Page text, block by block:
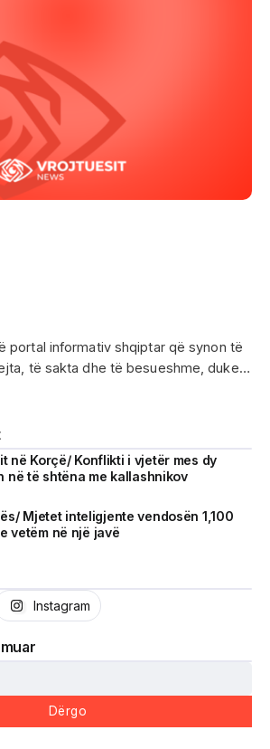
portal informativ shqiptar që synon të
të sakta dhe të besueshme, duke
çensurë. Fokus i punës sonë janë
problematikat sociale, denoncimet
që prekin drejtpërdrejt jetën e
shumë të shkurtër, Vrojtuesit është
informimi dhe një pasqyrë reale të
në Korçë/ Konflikti i vjetër mes dy
në të shtëna me kallashnikov
Mjetet inteligjente vendosën 1,100
vetëm në një javë
Instagram
Dërgo